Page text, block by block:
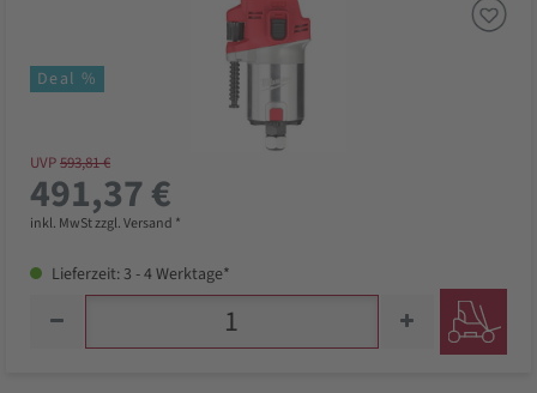
Deal %
UVP593,81 €
491,37 €
inkl. MwSt zzgl. Versand *
Lieferzeit: 3 - 4 Werktage*